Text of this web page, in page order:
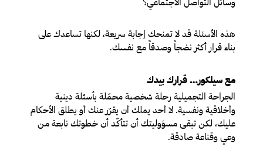
هذه الأسئلة قد لا تمنحك إجابة سريعة، لكنها تساعدك على
بناء قرار أكثر نضجاً وصدقاً مع نفسك.
مع سيلكور… قرارك بيدك
الجراحة التجميلية رحلة شخصية محمّلة بأسئلة دينية
وأخلاقية ونفسية. لا أحد يملك أن يقرّر عنك أو يطلق الأحكام
عليك، لكن تبقى مسؤوليتك أن تتأكّد أن خطوتك نابعة من
وعي وقناعة صادقة.